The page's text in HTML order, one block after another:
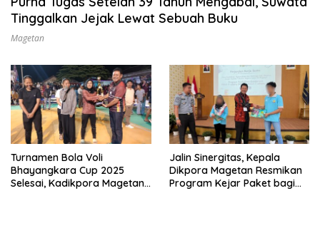
Tinggalkan Jejak Lewat Sebuah Buku
Magetan
Turnamen Bola Voli
Bhayangkara Cup 2025
Selesai, Kadikpora Magetan :
Jalin Sinergitas, Kepala
Dikpora Magetan Resmikan
Program Kejar Paket bagi